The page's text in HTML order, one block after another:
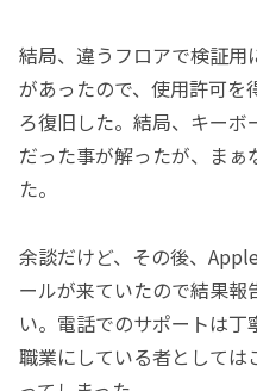
結局、違うフロアで検証
があったので、使用許可を
ろ復旧した。結局、キー
だった事が解ったが、まぁ
た。
余談だけど、その後、
ールが来ていたので結果
い。電話でのサポートは
職業にしている者としては